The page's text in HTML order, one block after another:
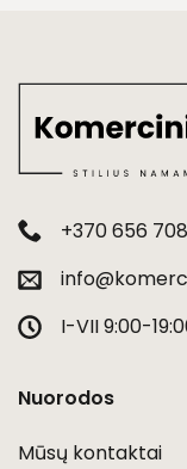
+370 656
I-VII 9:00-
Nuorodos
Mūsų kontaktai